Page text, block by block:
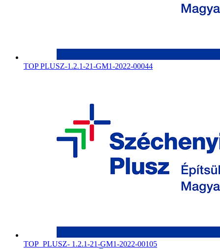
TOP PLUSZ-1.2.1-21-GM1-2022-00044
TOP_PLUSZ- 1.2.1-21-GM1-2022-00105